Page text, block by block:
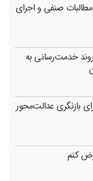
صنفی و اجرای
خدمت‌رسانی به
بازنگری عدالت‌محور
کنم